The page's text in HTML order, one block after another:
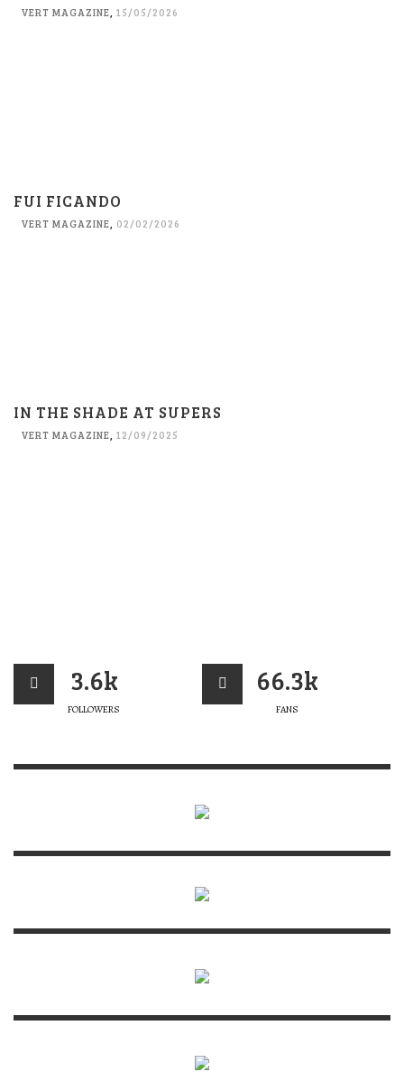
VERT MAGAZINE 15/05/2026
FUI FICANDO
VERT MAGAZINE, 02/02/2026
IN THE SHADE AT SUPERS
VERT MAGAZINE, 12/09/2025
3.6k
FOLLOWERS
66.3k
FANS